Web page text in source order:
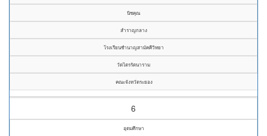
นิชคุณ
สำราญกลาง
โรงเรียนชำนาญสามัคคีวิทยา
วัดไตรรัตนาราม
คณะจังหวัดระยอง
6
อุดมศึกษา